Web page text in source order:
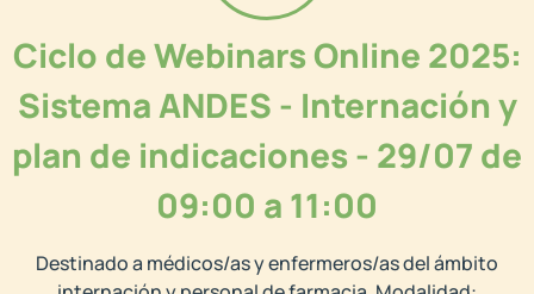
Ciclo de Webinars Online 2025:
Sistema ANDES - Internación y
plan de indicaciones - 29/07 de
09:00 a 11:00
Destinado a médicos/as y enfermeros/as del ámbito